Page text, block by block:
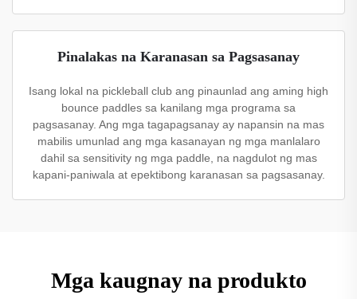
Pinalakas na Karanasan sa Pagsasanay
Isang lokal na pickleball club ang pinaunlad ang aming high
bounce paddles sa kanilang mga programa sa
pagsasanay. Ang mga tagapagsanay ay napansin na mas
mabilis umunlad ang mga kasanayan ng mga manlalaro
dahil sa sensitivity ng mga paddle, na nagdulot ng mas
kapani-paniwala at epektibong karanasan sa pagsasanay.
Mga kaugnay na produkto